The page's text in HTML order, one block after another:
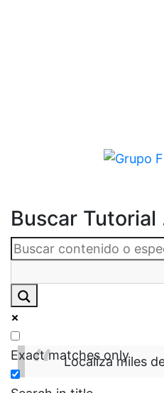
Buscar Tutorial
Exact matches only
Localiza miles